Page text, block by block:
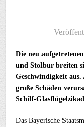
Die neu
und Stolbur breiten
Geschwindigkeit
große Schäden
Schilf-
Das Bayerische